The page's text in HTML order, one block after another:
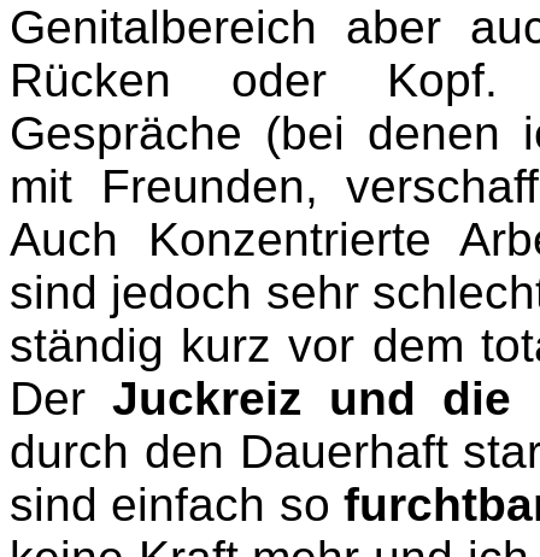
Genitalbereich aber
Rücken oder Kopf.
Gespräche (bei denen
mit Freunden,
Auch Konzentrierte
sind jedoch sehr
ständig kurz vor dem
DerJuckreiz und die
durch den Dauerhaft
sind einfach so